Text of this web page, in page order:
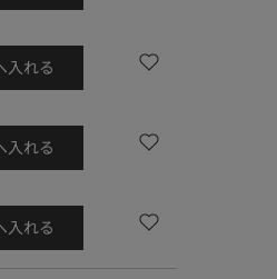
入れる
入れる
入れる